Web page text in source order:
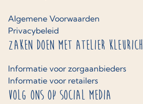
Algemene Voorwaarden
Privacybeleid
Zaken doen met Atelier Kleurich
Informatie voor zorgaanbieders
Informatie voor retailers
Volg ons op social media